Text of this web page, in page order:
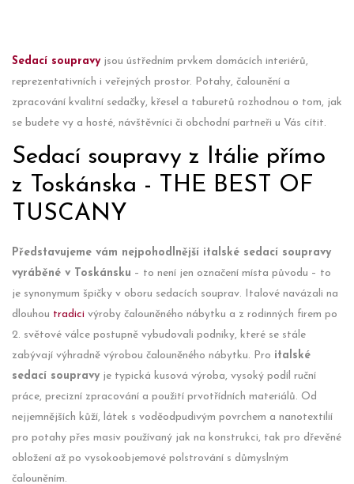
Sedací soupravyjsou ústředním prvkem domácích interiérů,
reprezentativních i veřejných prostor. Potahy, čalounění a
zpracování kvalitní sedačky, křesel a taburetů rozhodnou o tom, jak
se budete vy a hosté, návštěvníci či obchodní partneři u Vás cítit.
Sedací soupravy z Itálie přímo
z Toskánska - THE BEST OF
TUSCANY
Představujeme vám nejpohodlnější italské sedací soupravy
vyráběné v Toskánsku – to není jen označení místa původu – to
je synonymum špičky v oboru sedacích souprav. Italové navázali na
dlouhou tradici výroby čalouněného nábytku a z rodinných firem po
2. světové válce postupně vybudovali podniky, které se stále
zabývají výhradně výrobou čalouněného nábytku. Pro italské
sedací soupravy je typická kusová výroba, vysoký podíl ruční
práce, precizní zpracování a použití prvotřídních materiálů. Od
nejjemnějších kůží, látek s voděodpudivým povrchem a nanotextilií
pro potahy přes masiv používaný jak na konstrukci, tak pro dřevěné
obložení až po vysokoobjemové polstrování s důmyslným
čalouněním.